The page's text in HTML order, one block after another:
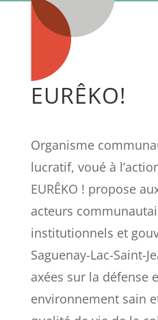
EURÊKO!
Organisme
lucratif, voué à
EURÊKO ! propose
acteurs
institutionnels et
Saguenay-Lac-Saint-
axées sur la défense
environnement sain